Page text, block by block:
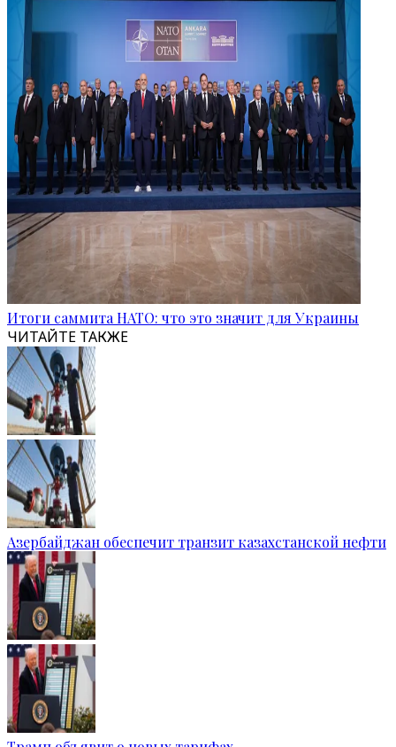
Итоги саммита НАТО: что это значит для Украины
ЧИТАЙТЕ ТАКЖЕ
Азербайджан обеспечит транзит казахстанской нефти